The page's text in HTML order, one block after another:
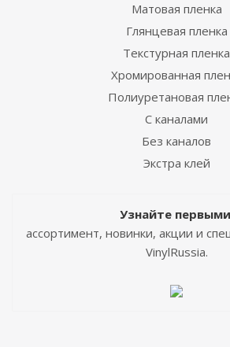
Матовая пленка
Глянцевая пленка
Текстурная пленка
Хромированная
Полиуретановая
С каналами
Без каналов
Экстра клей
Узнайте
ассортимент, новинки, акции и
VinylRussia.